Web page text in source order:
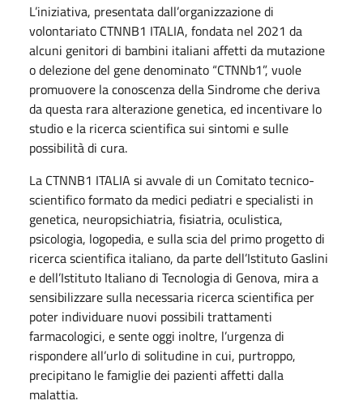
L’iniziativa, presentata dall’organizzazione di
volontariato CTNNB1 ITALIA, fondata nel 2021 da
alcuni genitori di bambini italiani affetti da mutazione
o delezione del gene denominato “CTNNb1”, vuole
promuovere la conoscenza della Sindrome che deriva
da questa rara alterazione genetica, ed incentivare lo
studio e la ricerca scientifica sui sintomi e sulle
possibilità di cura.
La CTNNB1 ITALIA si avvale di un Comitato tecnico-
scientifico formato da medici pediatri e specialisti in
genetica, neuropsichiatria, fisiatria, oculistica,
psicologia, logopedia, e sulla scia del primo progetto di
ricerca scientifica italiano, da parte dell’Istituto Gaslini
e dell’Istituto Italiano di Tecnologia di Genova, mira a
sensibilizzare sulla necessaria ricerca scientifica per
poter individuare nuovi possibili trattamenti
farmacologici, e sente oggi inoltre, l’urgenza di
rispondere all’urlo di solitudine in cui, purtroppo,
precipitano le famiglie dei pazienti affetti dalla
malattia.